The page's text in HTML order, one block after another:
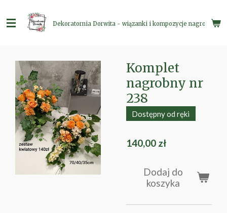
do
głównej
Dekoratornia Dorwita - wiązanki i kompozycje nagrobne
Komplet
nagrobny nr
238
Dostępny od ręki
140,00 zł
Dodaj do
koszyka